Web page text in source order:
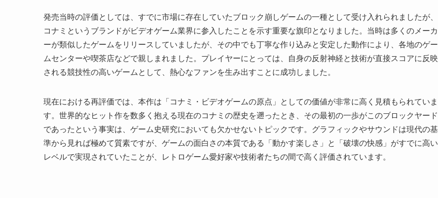
発売当時の評価としては、すでに市場に存在していたブロック崩しゲームの一種として受け入れられましたが、
コナミというブランドがビデオゲーム業界に参入したことを示す重要な旗印となりました。当時は多くのメーカ
ーが類似したゲームをリリースしていましたが、その中でも丁寧な作り込みと安定した動作により、各地のゲー
ムセンターや喫茶店などで親しまれました。プレイヤーにとっては、自身の反射神経と技術が直接スコアに反映
される競技性の高いゲームとして、熱心なファンを生み出すことに成功しました。
現在における再評価では、本作は「コナミ・ビデオゲームの原点」としての価値が非常に高く見積もられていま
す。世界的なヒット作を数多く抱える現在のコナミの歴史を遡ったとき、その最初の一歩がこのブロックヤード
であったという事実は、ゲーム史研究においても欠かせないトピックです。グラフィックやサウンドは現代の基
準から見れば極めて質素ですが、ゲームの面白さの本質である「動かす楽しさ」と「破壊の快感」がすでに高い
レベルで実現されていたことが、レトロゲーム愛好家や技術者たちの間で高く評価されています。